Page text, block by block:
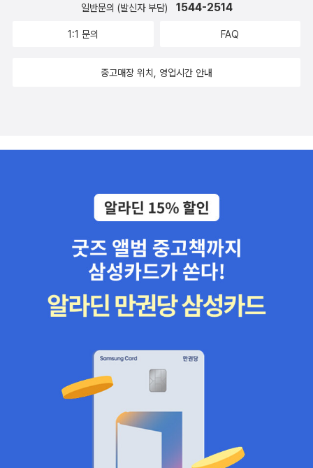
일반문의 (발신자 부담) 1544-2514
1:1 문의 FAQ
중고매장 위치, 영업시간 안내